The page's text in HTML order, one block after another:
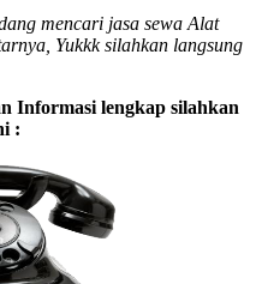
mencari jasa sewa Alat
Yukkk silahkan langsung
Informasi lengkap silahkan
: